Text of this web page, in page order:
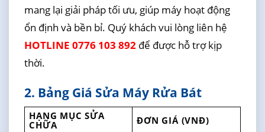
mang lại giải pháp tối ưu, giúp máy hoạt động
ổn định và bền bỉ. Quý khách vui lòng liên hệ
HOTLINE 0776 103 892để được hỗ trợ kịp
thời.
2. Bảng Giá Sửa Máy Rửa Bát
HẠNG MỤC SỬA
CHỮA ĐƠN GIÁ (VNĐ)